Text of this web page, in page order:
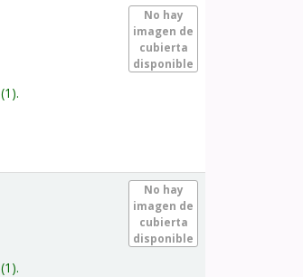
No hay
imagen de
cubierta
disponible
(1).
No hay
imagen de
cubierta
disponible
(1).